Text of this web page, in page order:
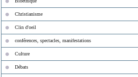
Christianisme
Clin d'oeil
conférences, spectacles, manifestations
Culture
Débats